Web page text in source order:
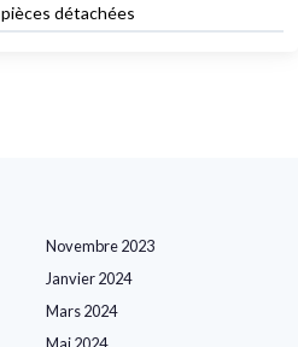
pièces détachées
Novembre 2023
Janvier 2024
Mars 2024
Mai 2024